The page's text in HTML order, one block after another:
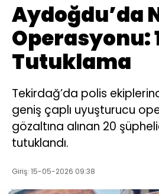
Aydoğdu’da
Operasyonu:
Tutuklama
Tekirdağ’da polis
geniş çaplı uyuşturucu
gözaltına alınan 20
tutuklandı.
Giriş: 15-05-2026 09:38